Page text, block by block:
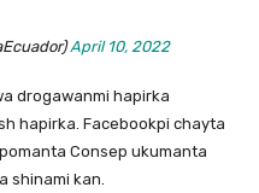
April 10, 2022
drogawanmi hapirka
hapirka. Facebookpi chayta
Consep ukumanta
shinami kan.